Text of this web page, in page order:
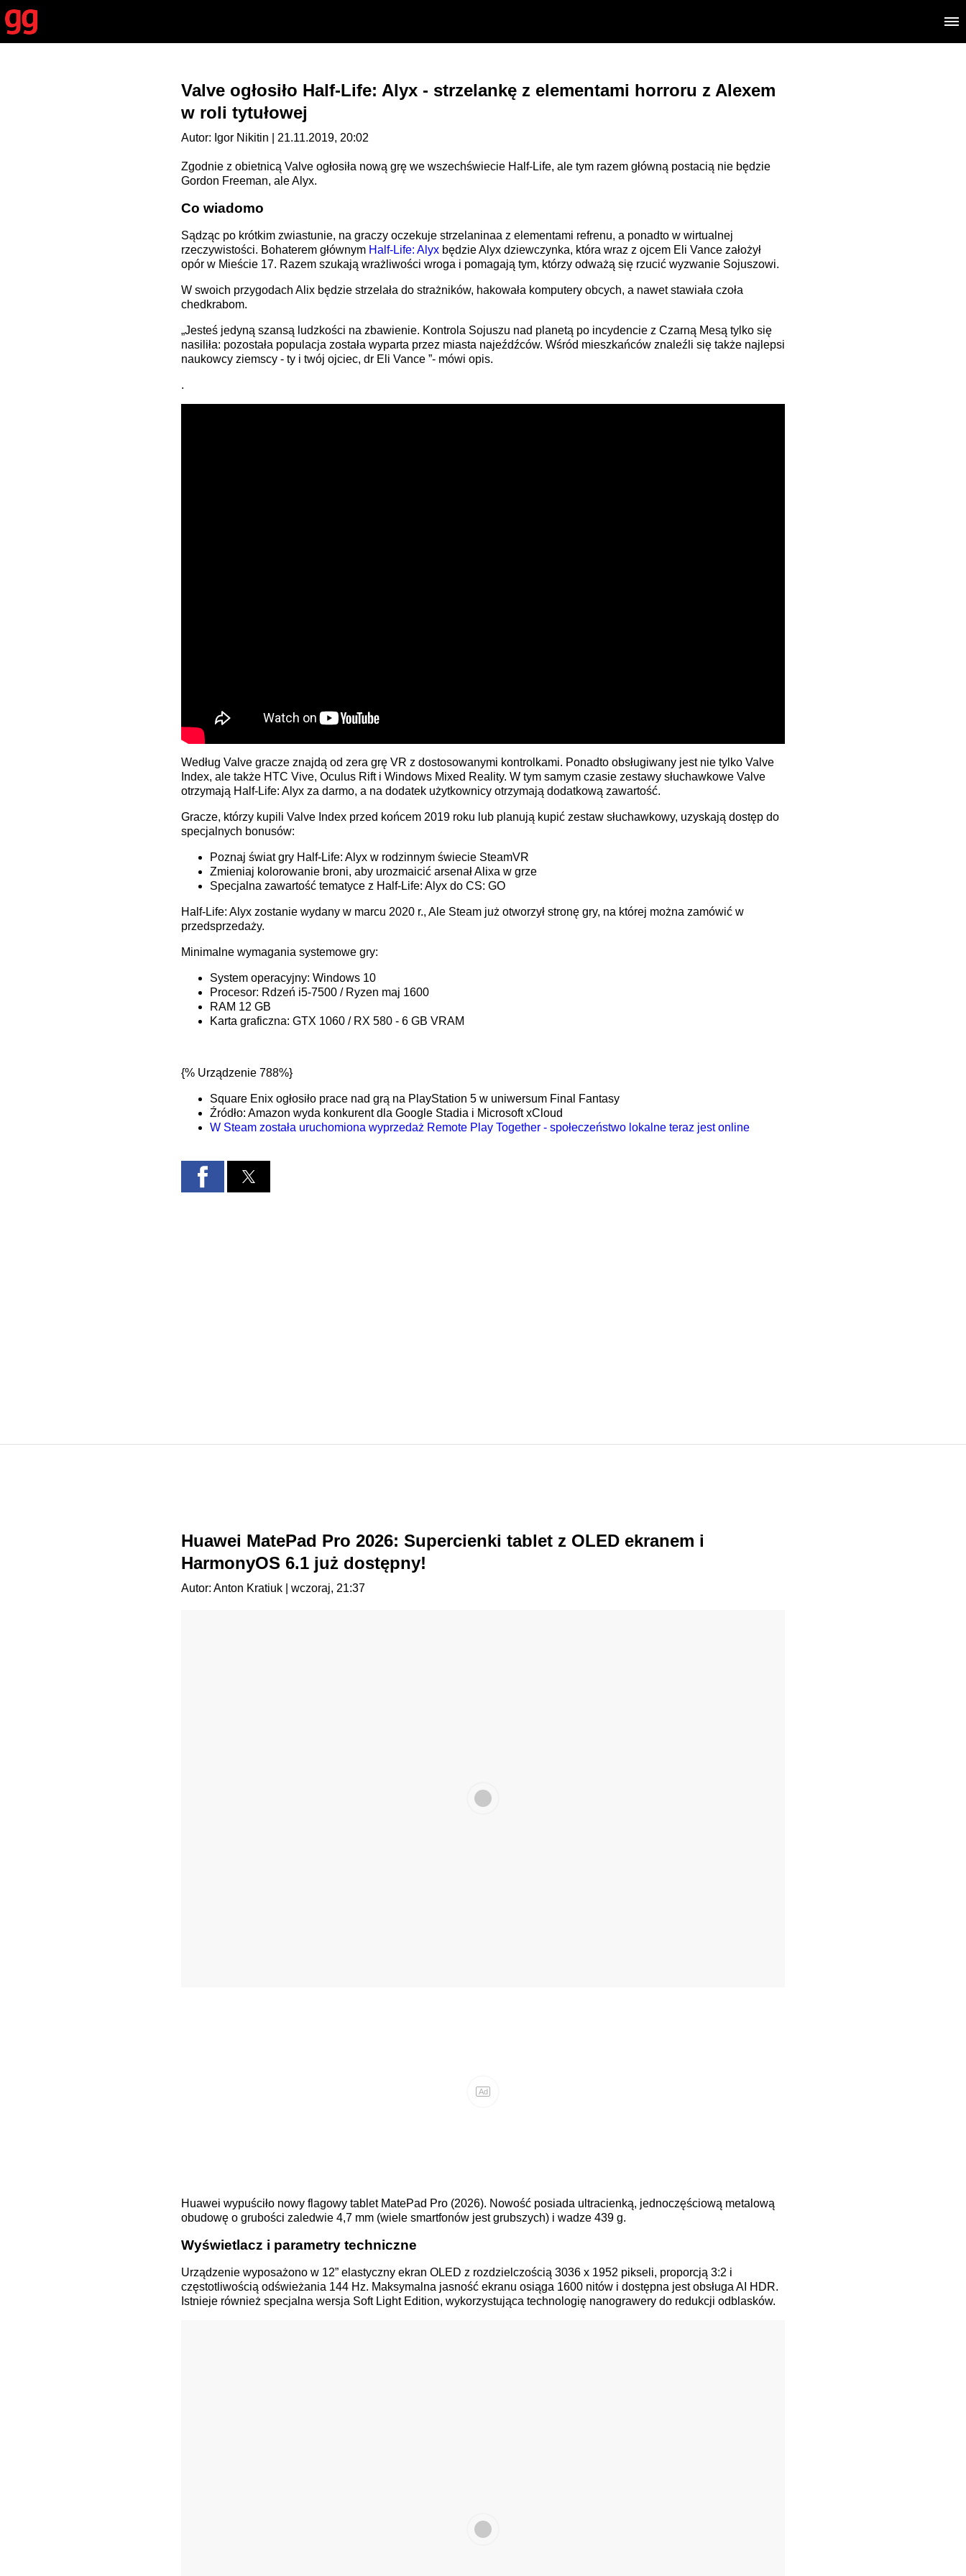
Valve ogłosiło Half-Life: Alyx - strzelankę z elementami horroru z Alexem
w roli tytułowej
Autor: Igor Nikitin | 21.11.2019, 20:02
Zgodnie z obietnicą Valve ogłosiła nową grę we wszechświecie Half-Life, ale tym razem główną postacią nie będzie
Gordon Freeman, ale Alyx.
Co wiadomo
Sądząc po krótkim zwiastunie, na graczy oczekuje strzelaninaa z elementami refrenu, a ponadto w wirtualnej
rzeczywistości. Bohaterem głównym Half-Life: Alyx będzie Alyx dziewczynka, która wraz z ojcem Eli Vance założył
opór w Mieście 17. Razem szukają wrażliwości wroga i pomagają tym, którzy odważą się rzucić wyzwanie Sojuszowi.
W swoich przygodach Alix będzie strzelała do strażników, hakowała komputery obcych, a nawet stawiała czoła
chedkrabom.
„Jesteś jedyną szansą ludzkości na zbawienie. Kontrola Sojuszu nad planetą po incydencie z Czarną Mesą tylko się
nasiliła: pozostała populacja została wyparta przez miasta najeźdźców. Wśród mieszkańców znaleźli się także najlepsi
naukowcy ziemscy - ty i twój ojciec, dr Eli Vance ”- mówi opis.
.
Według Valve gracze znajdą od zera grę VR z dostosowanymi kontrolkami. Ponadto obsługiwany jest nie tylko Valve
Index, ale także HTC Vive, Oculus Rift i Windows Mixed Reality. W tym samym czasie zestawy słuchawkowe Valve
otrzymają Half-Life: Alyx za darmo, a na dodatek użytkownicy otrzymają dodatkową zawartość.
Gracze, którzy kupili Valve Index przed końcem 2019 roku lub planują kupić zestaw słuchawkowy, uzyskają dostęp do
specjalnych bonusów:
Poznaj świat gry Half-Life: Alyx w rodzinnym świecie SteamVR
Zmieniaj kolorowanie broni, aby urozmaicić arsenał Alixa w grze
Specjalna zawartość tematyce z Half-Life: Alyx do CS: GO
Half-Life: Alyx zostanie wydany w marcu 2020 r., Ale Steam już otworzył stronę gry, na której można zamówić w
przedsprzedaży.
Minimalne wymagania systemowe gry:
System operacyjny: Windows 10
Procesor: Rdzeń i5-7500 / Ryzen maj 1600
RAM 12 GB
Karta graficzna: GTX 1060 / RX 580 - 6 GB VRAM
{% Urządzenie 788%}
Square Enix ogłosiło prace nad grą na PlayStation 5 w uniwersum Final Fantasy
Źródło: Amazon wyda konkurent dla Google Stadia i Microsoft xCloud
W Steam została uruchomiona wyprzedaż Remote Play Together - społeczeństwo lokalne teraz jest online